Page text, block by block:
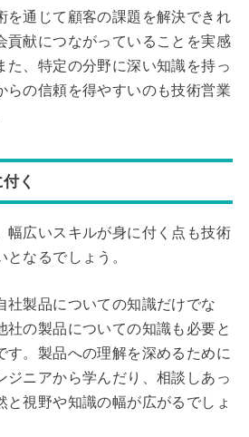
を通じて顧客の課題を解決できれ
貢献につながっていることを実感
た、特定の分野に深い知識を持っ
らの信頼を得やすいのも技術営業
く
幅広いスキルが身に付く点も技術
なるでしょう。
社製品についての知識だけでな
社の製品についての知識も必要と
す。製品への理解を深めるために
ジニアから学んだり、相談しあっ
と視野や知識の幅が広がるでしょ